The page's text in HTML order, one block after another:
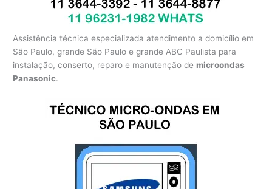
Assistência técnica especializada atendimento a domicílio em
São Paulo, grande São Paulo e grande ABC Paulista para
instalação, conserto, reparo e manutenção de microondas
Panasonic.